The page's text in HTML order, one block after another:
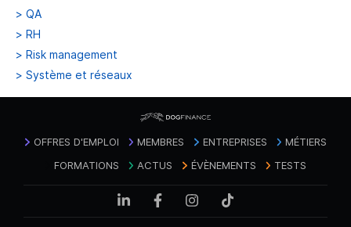
> QA
> RH
> Risk management
> Système et réseaux
OFFRES D'EMPLOI MEMBRES ENTREPRISES
MÉTIERS
FORMATIONS
ACTUS ÉVÈNEMENTS TESTS